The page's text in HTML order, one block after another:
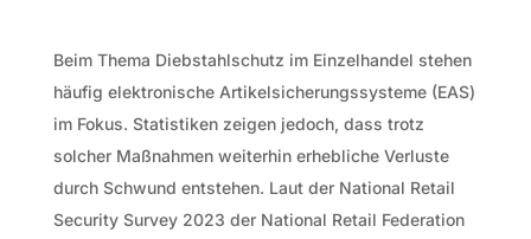
Beim Thema Diebstahlschutz im Einzelhandel stehen
häufig elektronische Artikelsicherungssysteme (EAS)
im Fokus. Statistiken zeigen jedoch, dass trotz
solcher Maßnahmen weiterhin erhebliche Verluste
durch Schwund entstehen. Laut der National Retail
Security Survey 2023 der National Retail Federation